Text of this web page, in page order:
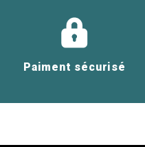
Paiment sécurisé